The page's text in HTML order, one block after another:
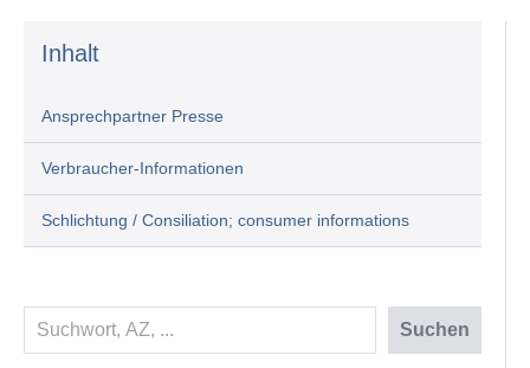
Inhalt
Ansprechpartner Presse
Verbraucher-Informationen
Schlichtung / Consiliation; consumer informations
Suchen Suchen